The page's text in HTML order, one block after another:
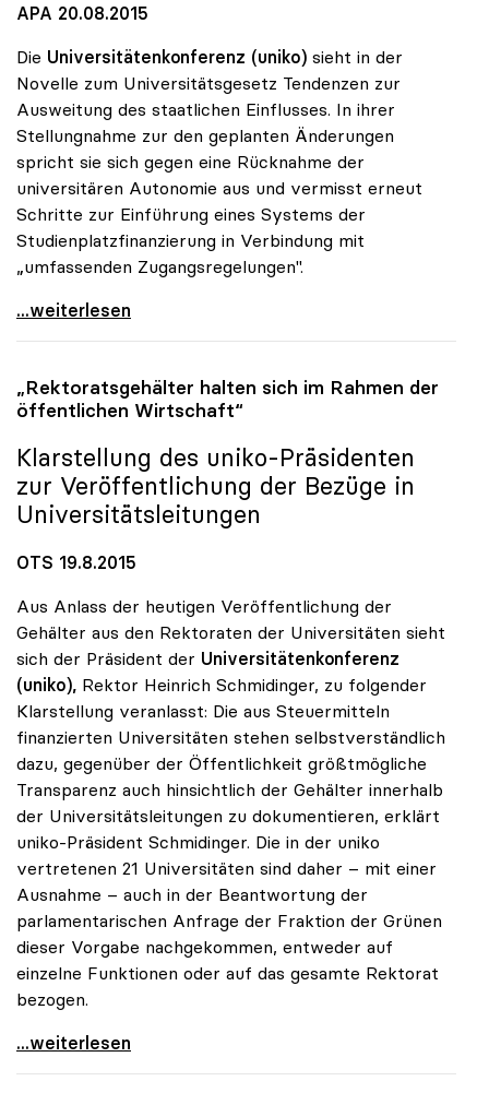
APA 20.08.2015
Die Universitätenkonferenz (uniko) sieht in der
Novelle zum Universitätsgesetz Tendenzen zur
Ausweitung des staatlichen Einflusses. In ihrer
Stellungnahme zur den geplanten Änderungen
spricht sie sich gegen eine Rücknahme der
universitären Autonomie aus und vermisst erneut
Schritte zur Einführung eines Systems der
Studienplatzfinanzierung in Verbindung mit
„umfassenden Zugangsregelungen".
Uni-Gesetz: Unis bangen um Autonomie
...weiterlesen
„Rektoratsgehälter halten sich im Rahmen der
öffentlichen Wirtschaft“
Klarstellung des uniko-Präsidenten
zur Veröffentlichung der Bezüge in
Universitätsleitungen
OTS 19.8.2015
Aus Anlass der heutigen Veröffentlichung der
Gehälter aus den Rektoraten der Universitäten sieht
sich der Präsident der Universitätenkonferenz
(uniko), Rektor Heinrich Schmidinger, zu folgender
Klarstellung veranlasst: Die aus Steuermitteln
finanzierten Universitäten stehen selbstverständlich
dazu, gegenüber der Öffentlichkeit größtmögliche
Transparenz auch hinsichtlich der Gehälter innerhalb
der Universitätsleitungen zu dokumentieren, erklärt
uniko-Präsident Schmidinger. Die in der uniko
vertretenen 21 Universitäten sind daher – mit einer
Ausnahme – auch in der Beantwortung der
parlamentarischen Anfrage der Fraktion der Grünen
dieser Vorgabe nachgekommen, entweder auf
einzelne Funktionen oder auf das gesamte Rektorat
bezogen.
„Rektoratsgehälter halten sich im Rahmen der
...weiterlesen